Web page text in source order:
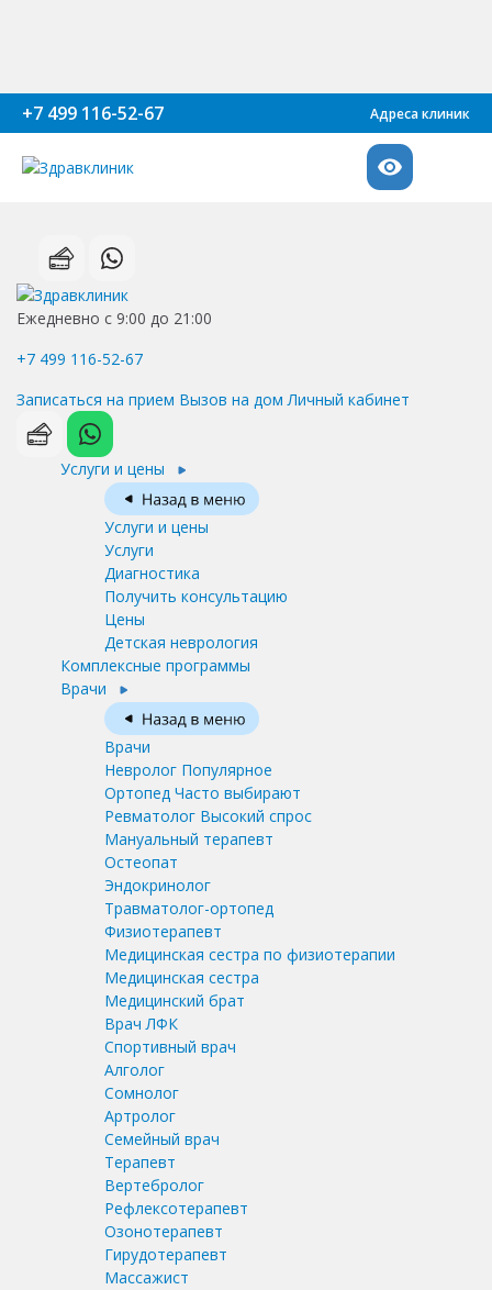
+7 499 116-52-67 Адреса клиник
Ежедневно с 9:00 до 21:00
+7 499 116-52-67
Записаться на прием Вызов на дом Личный кабинет
Услуги и цены
Услуги и цены
Услуги
Диагностика
Получить консультацию
Цены
Детская неврология
Комплексные программы
Врачи
Врачи
Невролог Популярное
Ортопед Часто выбирают
Ревматолог Высокий спрос
Мануальный терапевт
Остеопат
Эндокринолог
Травматолог-ортопед
Физиотерапевт
Медицинская сестра по физиотерапии
Медицинская сестра
Медицинский брат
Врач ЛФК
Спортивный врач
Алголог
Сомнолог
Артролог
Семейный врач
Терапевт
Вертебролог
Рефлексотерапевт
Озонотерапевт
Гирудотерапевт
Массажист